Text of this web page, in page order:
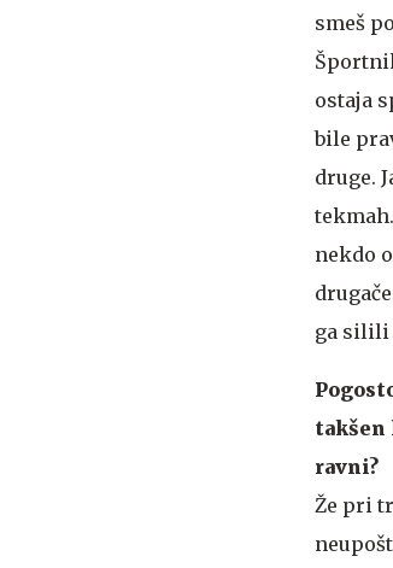
smeš
ostaja
bile
druge.
nekdo
ga silili
takšen
ravni?
Že pri